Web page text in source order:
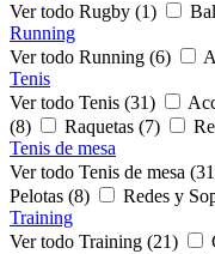
Ver todo Rugby (1)
Running
Ver todo Running (6)
Tenis
Ver todo Tenis (31)
(8)
Raquetas (7)
Tenis de mesa
Ver todo Tenis de mesa
Pelotas (8)
Redes y
Training
Ver todo Training (21)